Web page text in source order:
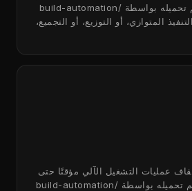
حتى تنتهي جميعها. يتم تحميله بواسطة /build-automation
المتوازي، أو التوزيع، أو التجميع،
عمليات التشغيل الآلي مؤقتًا حتى
تاريخ ووقت لاحقين. يتم تحميله بواسطة /build-automation